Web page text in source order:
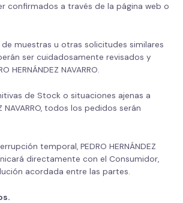
confirmados a través de la página web o
muestras u otras solicitudes similares
ser cuidadosamente revisados y
HERNÁNDEZ NAVARRO.
de Stock o situaciones ajenas a
NAVARRO, todos los pedidos serán
temporal, PEDRO HERNÁNDEZ
directamente con el Consumidor,
acordada entre las partes.